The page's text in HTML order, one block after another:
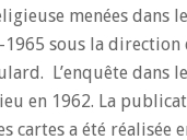
menées dans
1965 sous la direction
L’enquête dans
en 1962. La
cartes a été réalisée